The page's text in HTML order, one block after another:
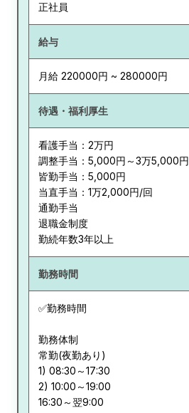
正社員
給与
月給 220000円 ~ 280000円
待遇・福利厚生
看護手当：2万円
調整手当：5,000円～3万5,000円
皆勤手当：5,000円
当直手当：1万2,000円/回
通勤手当
退職金制度
勤続年数3年以上
勤務時間
✅勤務時間
勤務体制
常勤(夜勤あり)
1) 08:30～17:30
2) 10:00～19:00